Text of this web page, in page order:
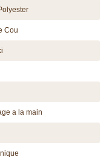
Cou
a la main